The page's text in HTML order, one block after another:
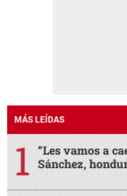
MÁS LEÍDAS
“Les vamos a
Sánchez,